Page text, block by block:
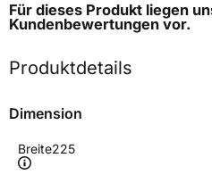
Für dieses Produkt liegen
Kundenbewertungen vor.
Produktdetails
Dimension
Breite225